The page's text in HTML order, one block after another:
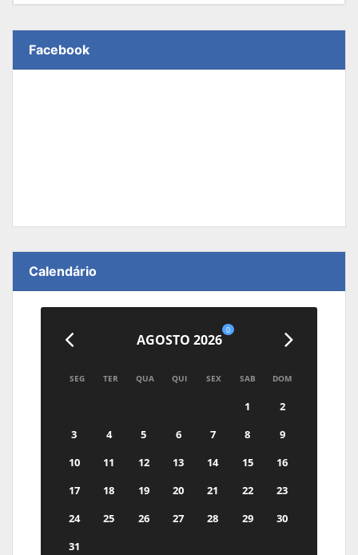
Facebook
Calendário
AGOSTO 2026
0
SEG TER QUA QUI SEX SAB DOM
1
2
3
4 5 6 7 8
9
10
11 12 13 14 15
16
17
18 19 20 21 22
23
24
25 26 27 28 29
30
31